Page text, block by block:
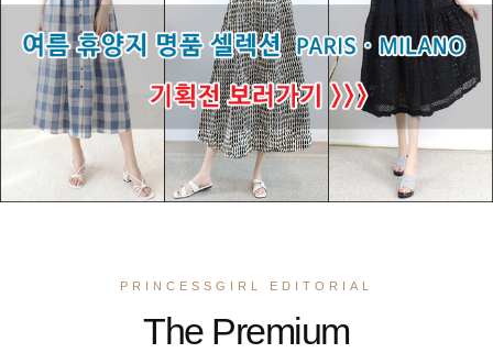
PRINCESSGIRL EDITORIAL
The Premium